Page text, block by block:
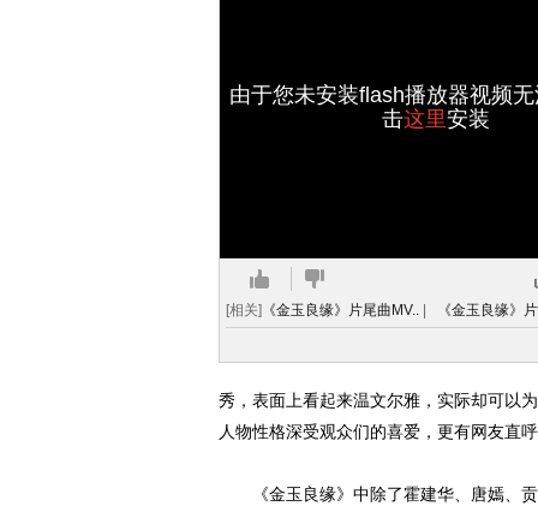
由于您未安装flash播放器视频
击这里安装
[相关] 《金玉良缘》片尾曲MV.. 《金玉良缘》
秀，表面上看起来温文尔雅，实际却可以
人物性格深受观众们的喜爱，更有网友直
《金玉良缘》中除了霍建华、唐嫣、贡